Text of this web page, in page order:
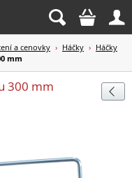
  
a cenovky › Háčky › Háčky
mm

300 mm